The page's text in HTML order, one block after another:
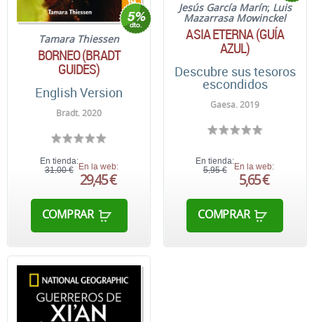
Tamara Thiessen
BORNEO (BRADT
GUIDES)
English Version
Bradt. 2020
En tienda:
31,00 € En la web:
29,45 €
COMPRAR
Jesús García Marín; Luis
Mazarrasa Mowinckel
ASIA ETERNA (GUÍA
AZUL)
Descubre sus tesoros
escondidos
Gaesa. 2019
En tienda:
5,95 €
En la web:
5,65 €
COMPRAR